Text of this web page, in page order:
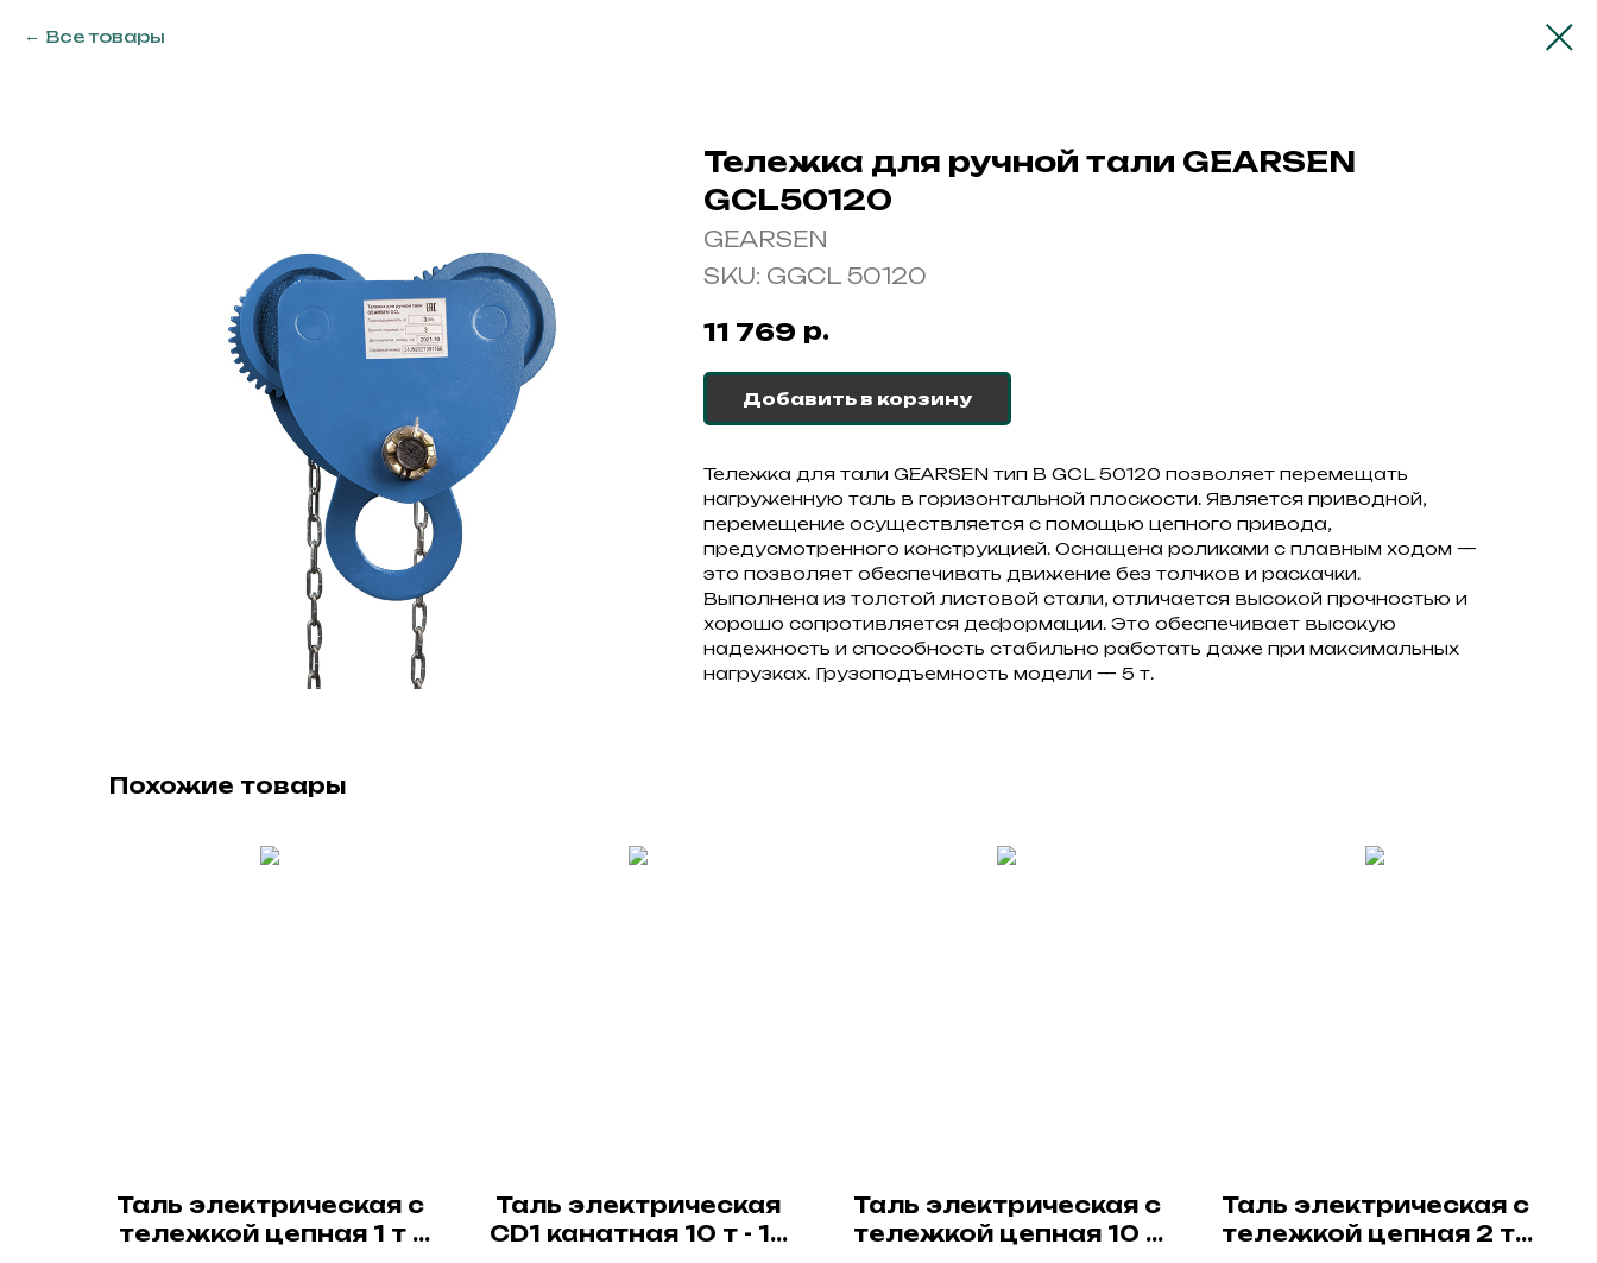
Все товары
Тележка для ручной тали GEARSEN
GCL50120
GEARSEN
SKU: GGCL 50120
11 769 р.
Добавить в корзину
Тележка для тали GEARSEN тип В GCL 50120 позволяет перемещать
нагруженную таль в горизонтальной плоскости. Является приводной,
перемещение осуществляется с помощью цепного привода,
предусмотренного конструкцией. Оснащена роликами с плавным ходом —
это позволяет обеспечивать движение без толчков и раскачки.
Выполнена из толстой листовой стали, отличается высокой прочностью и
хорошо сопротивляется деформации. Это обеспечивает высокую
надежность и способность стабильно работать даже при максимальных
нагрузках. Грузоподъемность модели — 5 т.
Похожие товары
Таль электрическая с
тележкой цепная 1 т -
Таль электрическая
CD1 канатная 10 т - 12
Таль электрическая с
тележкой цепная 10 т
Таль электрическая с
тележкой цепная 2 т -